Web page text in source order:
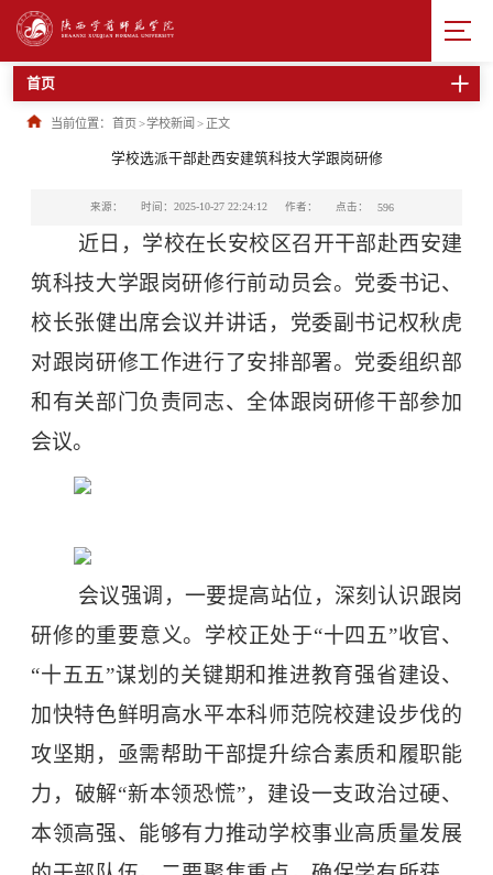
首页
当前位置： 首页>学校新闻 > 正文
学校选派干部赴西安建筑科技大学跟岗研修
来源： 时间：2025-10-27 22:24:12 作者： 点击： 596
近日，学校在长安校区召开干部赴西安建
筑科技大学跟岗研修行前动员会。党委书记、
校长张健出席会议并讲话，党委副书记权秋虎
对跟岗研修工作进行了安排部署。党委组织部
和有关部门负责同志、全体跟岗研修干部参加
会议。
会议强调，一要提高站位，深刻认识跟岗
研修的重要意义。学校正处于“十四五”收官、
“十五五”谋划的关键期和推进教育强省建设、
加快特色鲜明高水平本科师范院校建设步伐的
攻坚期，亟需帮助干部提升综合素质和履职能
力，破解“新本领恐慌”，建设一支政治过硬、
本领高强、能够有力推动学校事业高质量发展